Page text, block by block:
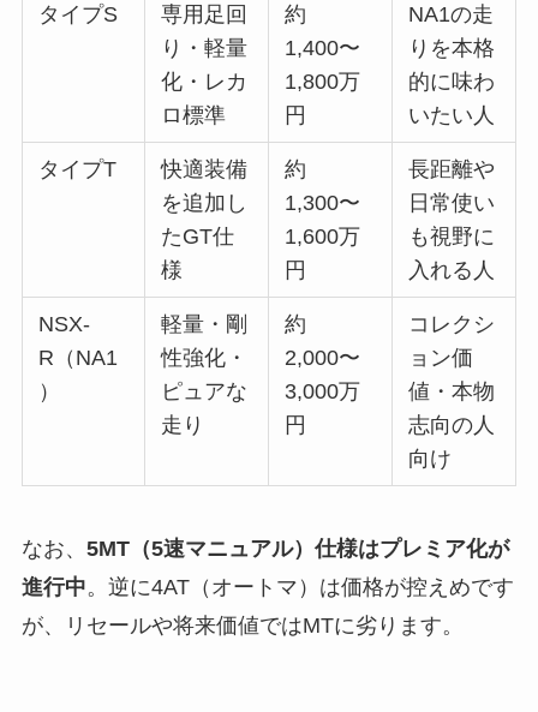
タイプS
専用足回
り・軽量
化・レカ
ロ標準
約
1,400〜
1,800万
円
NA1の走
りを本格
的に味わ
いたい人
タイプT
快適装備
を追加し
たGT仕
様
約
1,300〜
1,600万
円
長距離や
日常使い
も視野に
入れる人
NSX-
R（NA1
）
軽量・剛
性強化・
ピュアな
走り
約
2,000〜
3,000万
円
コレクシ
ョン価
値・本物
志向の人
向け
なお、 5MT（5速マニュアル）仕様はプレミア化が
進行中。逆に4AT（オートマ）は価格が控えめです
が、リセールや将来価値ではMTに劣ります。